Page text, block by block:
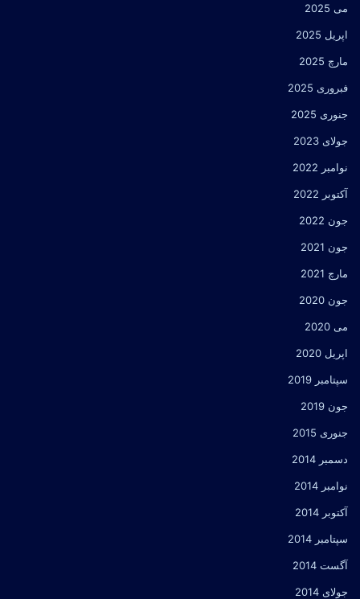
می 2025
اپریل 2025
مارچ 2025
فبروری 2025
جنوری 2025
جولای 2023
نوامبر 2022
آکتوبر 2022
جون 2022
جون 2021
مارچ 2021
جون 2020
می 2020
اپریل 2020
سپتامبر 2019
جون 2019
جنوری 2015
دسمبر 2014
نوامبر 2014
آکتوبر 2014
سپتامبر 2014
آگست 2014
جولای 2014